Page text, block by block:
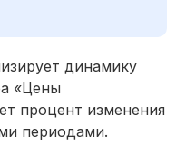
динамику
«Цены
процент изменения
периодами.